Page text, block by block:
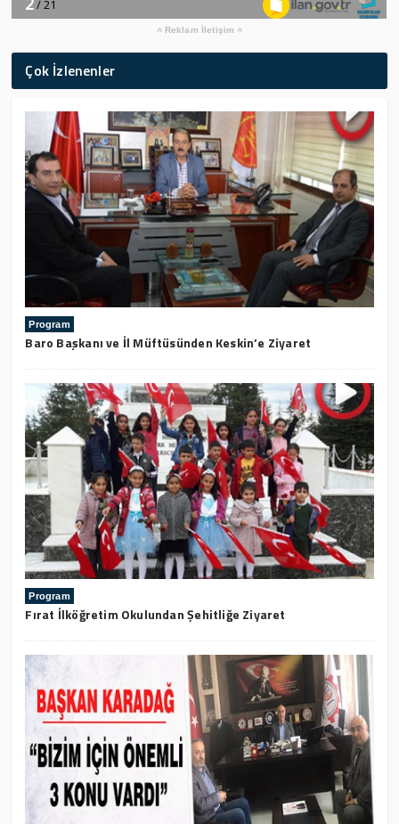
Reklam İletişim
Çok İzlenenler
Program
Baro Başkanı ve İl Müftüsünden Keskin’e Ziyaret
Program
Fırat İlköğretim Okulundan Şehitliğe Ziyaret